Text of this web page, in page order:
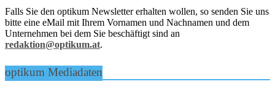
Falls Sie den optikum Newsletter erhalten wollen, so senden Sie uns
bitte eine eMail mit Ihrem Vornamen und Nachnamen und dem
Unternehmen bei dem Sie beschäftigt sind an
redaktion@optikum.at.
optikum Mediadaten